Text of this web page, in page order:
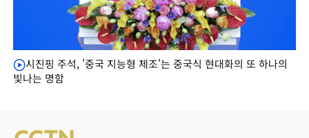
시진핑 주석, '중국 지능형 제조'는 중국식 현대화의 또 하나의
빛나는 명함